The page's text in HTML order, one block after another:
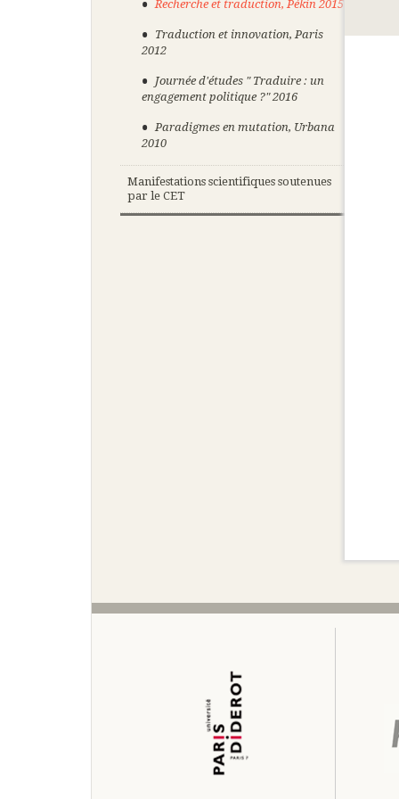
Recherche et traduction, Pékin 2015
Traduction et innovation, Paris
2012
Journée d'études " Traduire : un
engagement politique ?" 2016
Paradigmes en mutation, Urbana
2010
Manifestations scientifiques soutenues
par le CET